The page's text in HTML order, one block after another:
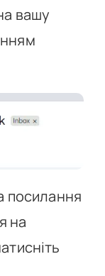
вашу
посилання
на